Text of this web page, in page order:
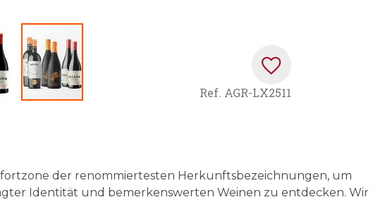
Ref. AGR-LX2511
der renommiertesten Herkunftsbezeichnungen, um
Identität und bemerkenswerten Weinen zu entdecken. Wir